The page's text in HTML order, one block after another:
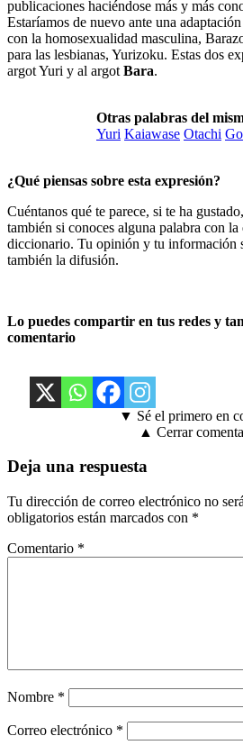
publicaciones haciéndose más y más
Estaríamos de nuevo ante una
con la homosexualidad masculina,
para las lesbianas, Yurizoku. Estas dos
argot Yuri y al argot Bara.
Otras palabras del
Yuri Kaiawase Otachi
¿Qué piensas sobre esta expresión?
Cuéntanos qué te parece, si te ha
también si conoces alguna palabra con la
diccionario. Tu opinión y tu información
también la difusión.
Lo puedes compartir en tus redes y
comentario
▼ Sé el primero en
▲ Cerrar
Deja una respuesta
Tu dirección de correo electrónico no
obligatorios están marcados con *
Comentario *
Nombre *
Correo electrónico *